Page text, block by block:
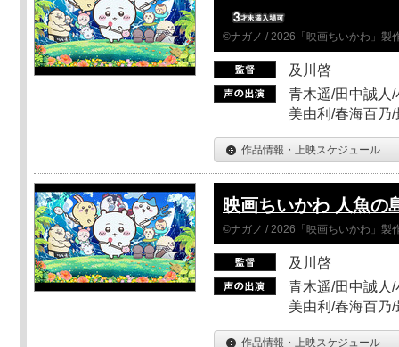
©ナガノ / 2026「映画ちいかわ」製
及川啓
青木遥/田中誠人
美由利/春海百乃
作品情報・上映スケジュール
映画ちいかわ 人魚の
©ナガノ / 2026「映画ちいかわ」製
及川啓
青木遥/田中誠人
美由利/春海百乃
作品情報・上映スケジュール